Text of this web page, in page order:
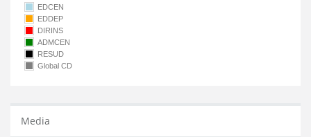
EDCEN
EDDEP
DIRINS
ADMCEN
RESUD
Global CD
Media